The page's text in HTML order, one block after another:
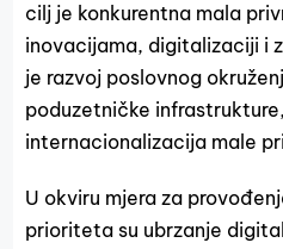
cilj je konkurentna mala
inovacijama, digitalizaciji i
je razvoj poslovnog
poduzetničke
internacionalizacija male
U okviru mjera za
prioriteta su ubrzanje